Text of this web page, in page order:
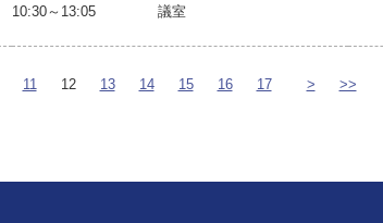
10:30～13:05
議室
11 12 13 14 15 16 17 > >>